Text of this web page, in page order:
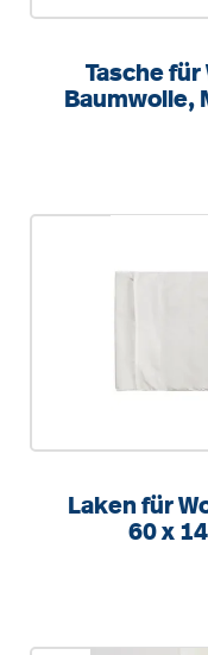
Tasche
Baumwolle,
Laken für
60 x